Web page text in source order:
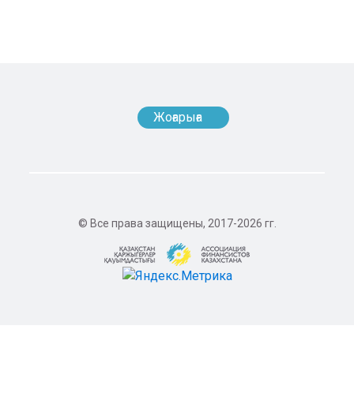
Жоғарыға
© Все права защищены, 2017-2026 гг.